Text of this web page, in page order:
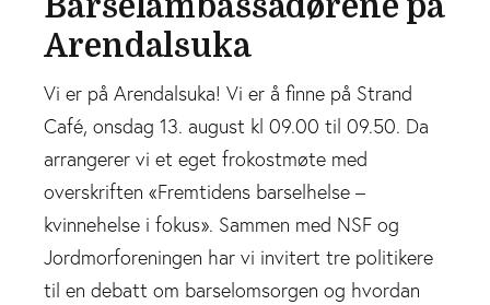
Arendalsuka
Vi er på Arendalsuka! Vi er å finne på Strand
Café, onsdag 13. august kl 09.00 til 09.50. Da
arrangerer vi et eget frokostmøte med
overskriften «Fremtidens barselhelse –
kvinnehelse i fokus». Sammen med NSF og
Jordmorforeningen har vi invitert tre politikere
til en debatt om barselomsorgen og hvordan